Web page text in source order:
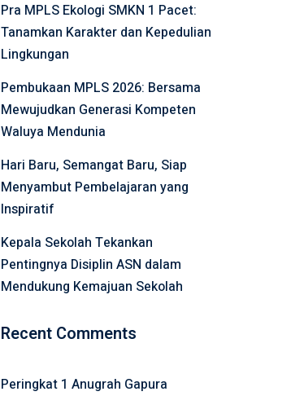
Pra MPLS Ekologi SMKN 1 Pacet:
Tanamkan Karakter dan Kepedulian
Lingkungan
Pembukaan MPLS 2026: Bersama
Mewujudkan Generasi Kompeten
Waluya Mendunia
Hari Baru, Semangat Baru, Siap
Menyambut Pembelajaran yang
Inspiratif
Kepala Sekolah Tekankan
Pentingnya Disiplin ASN dalam
Mendukung Kemajuan Sekolah
Recent Comments
Peringkat 1 Anugrah Gapura